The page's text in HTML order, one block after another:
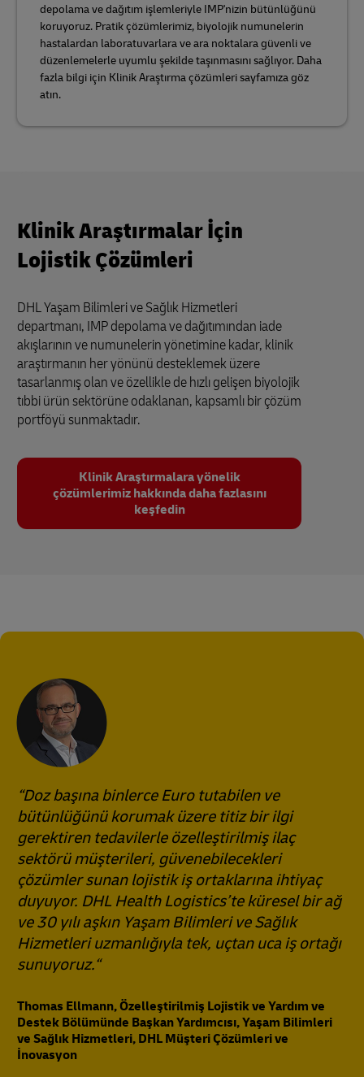
depolama ve dağıtım işlemleriyle IMP'nizin bütünlüğünü
koruyoruz. Pratik çözümlerimiz, biyolojik numunelerin
hastalardan laboratuvarlara ve ara noktalara güvenli ve
düzenlemelerle uyumlu şekilde taşınmasını sağlıyor. Daha
fazla bilgi için Klinik Araştırma çözümleri sayfamıza göz
atın.
Klinik Araştırmalar İçin
Lojistik Çözümleri
DHL Yaşam Bilimleri ve Sağlık Hizmetleri
departmanı, IMP depolama ve dağıtımından iade
akışlarının ve numunelerin yönetimine kadar, klinik
araştırmanın her yönünü desteklemek üzere
tasarlanmış olan ve özellikle de hızlı gelişen biyolojik
tıbbi ürün sektörüne odaklanan, kapsamlı bir çözüm
portföyü sunmaktadır.
Klinik Araştırmalara yönelik
çözümlerimiz hakkında daha fazlasını
keşfedin
“Doz başına binlerce Euro tutabilen ve
bütünlüğünü korumak üzere titiz bir ilgi
gerektiren tedavilerle özelleştirilmiş ilaç
sektörü müşterileri, güvenebilecekleri
çözümler sunan lojistik iş ortaklarına ihtiyaç
duyuyor. DHL Health Logistics’te küresel bir ağ
ve 30 yılı aşkın Yaşam Bilimleri ve Sağlık
Hizmetleri uzmanlığıyla tek, uçtan uca iş ortağı
sunuyoruz.“
Thomas Ellmann, Özelleştirilmiş Lojistik ve Yardım ve
Destek Bölümünde Başkan Yardımcısı, Yaşam Bilimleri
ve Sağlık Hizmetleri, DHL Müşteri Çözümleri ve
İnovasyon